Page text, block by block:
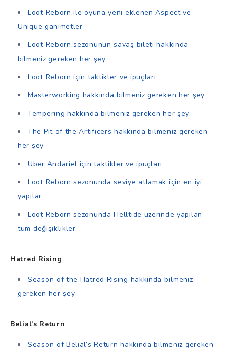
Loot Reborn ile oyuna yeni eklenen Aspect ve
Unique ganimetler
Loot Reborn sezonunun savaş bileti hakkında
bilmeniz gereken her şey
Loot Reborn için taktikler ve ipuçları
Masterworking hakkında bilmeniz gereken her şey
Tempering hakkında bilmeniz gereken her şey
The Pit of the Artificers hakkında bilmeniz gereken
her şey
Uber Andariel için taktikler ve ipuçları
Loot Reborn sezonunda seviye atlamak için en iyi
yapılar
Loot Reborn sezonunda Helltide üzerinde yapılan
tüm değişiklikler
Hatred Rising
Season of the Hatred Rising hakkında bilmeniz
gereken her şey
Belial’s Return
Season of Belial’s Return hakkında bilmeniz gereken